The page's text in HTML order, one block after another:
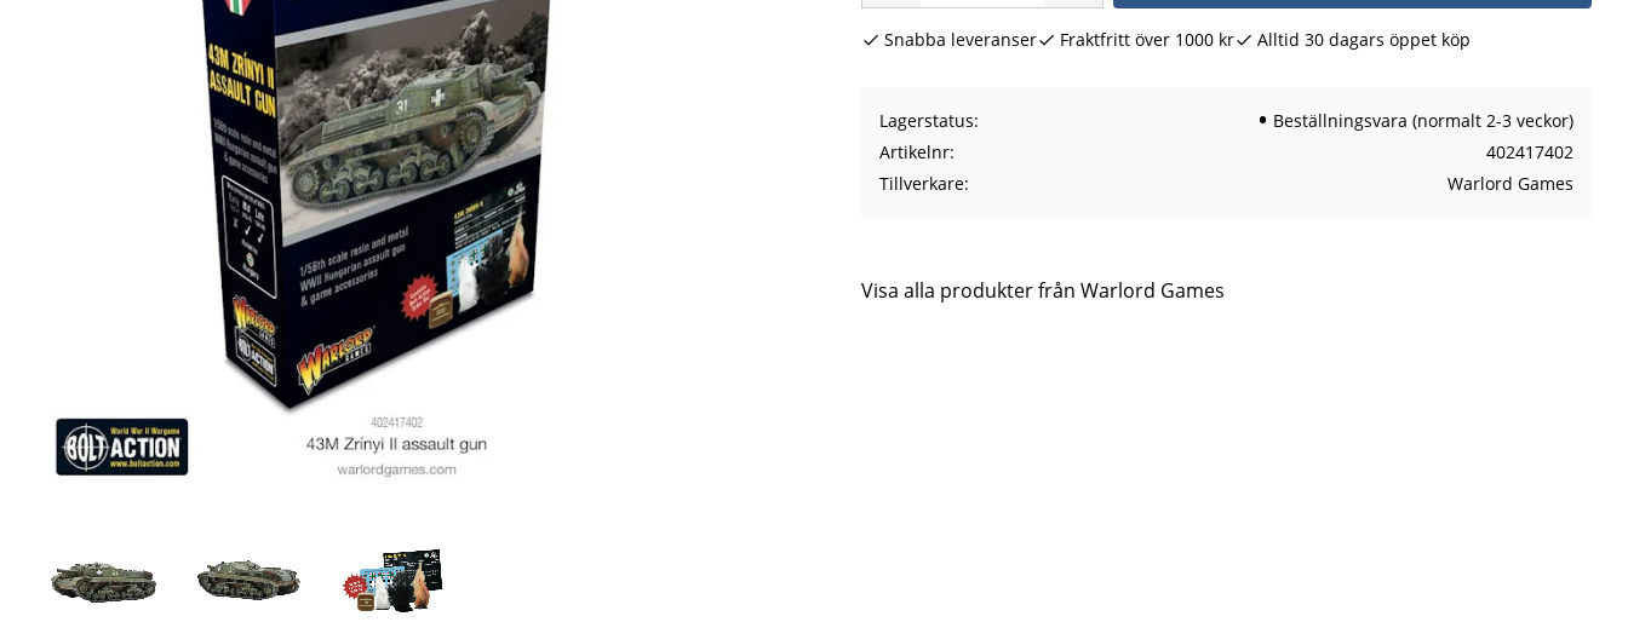
Snabba leveranser Fraktfritt över 1000 kr Alltid 30 dagars öppet köp
Lagerstatus
Beställningsvara (normalt 2-3 veckor)
Artikelnr
402417402
Tillverkare
Warlord Games
Visa alla produkter från Warlord Games